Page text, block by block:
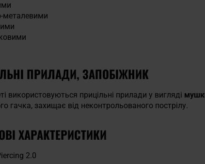
металевими
ПРИЛАДИ, ЗАПОБІЖНИК
використовуються прицільні прилади у вигляді
гачка, захищає від неконтрольованого пострілу.
ХАРАКТЕРИСТИКИ
2.0